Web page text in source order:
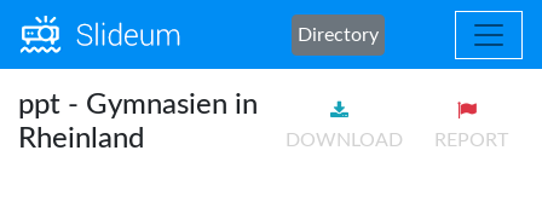
Directory
ppt - Gymnasien in
Rheinland
DOWNLOAD REPORT